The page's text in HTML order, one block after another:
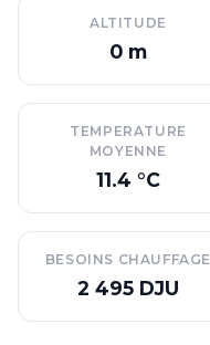
ALTITUDE
0 m
TEMPERATURE
MOYENNE
11.4 °C
BESOINS CHAUFFAGE
2 495 DJU